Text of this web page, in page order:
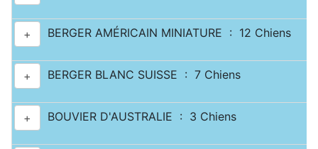
+ BERGER AMÉRICAIN MINIATURE : 12 Chiens
+ BERGER BLANC SUISSE : 7 Chiens
+ BOUVIER D'AUSTRALIE : 3 Chiens